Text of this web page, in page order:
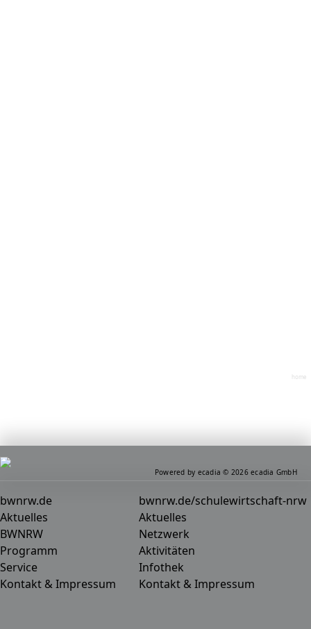
home
bwnrw.de
Aktuelles
BWNRW
Programm
Service
Kontakt & Impressum
bwnrw.de/schulewirtschaft-nrw
Aktuelles
Netzwerk
Aktivitäten
Infothek
Kontakt & Impressum
Powered by ecadia © 2026 ecadia GmbH